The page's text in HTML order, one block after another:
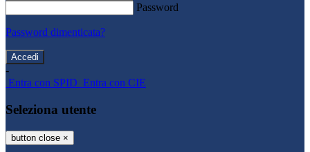
Password
Password dimenticata?
-
Entra con SPID Entra con CIE
Seleziona utente
button close ×